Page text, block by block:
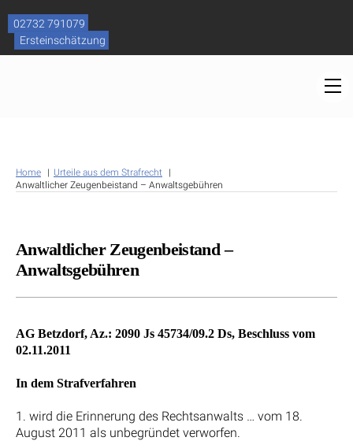
content
02732 791079
Ersteinschätzung
Home
Urteile aus dem Strafrecht
Anwaltlicher Zeugenbeistand – Anwaltsgebühren
Anwaltlicher Zeugenbeistand –
Anwaltsgebühren
AG Betzdorf, Az.: 2090 Js 45734/09.2 Ds, Beschluss vom
02.11.2011
In dem Strafverfahren
1. wird die Erinnerung des Rechtsanwalts … vom 18.
August 2011 als unbegründet verworfen.